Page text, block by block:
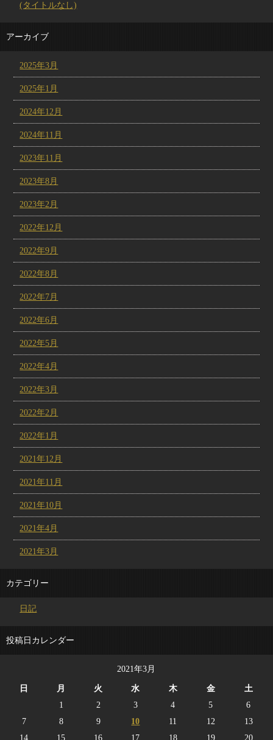
(タイトルなし)
アーカイブ
2025年3月
2025年1月
2024年12月
2024年11月
2023年11月
2023年8月
2023年2月
2022年12月
2022年9月
2022年8月
2022年7月
2022年6月
2022年5月
2022年4月
2022年3月
2022年2月
2022年1月
2021年12月
2021年11月
2021年10月
2021年4月
2021年3月
カテゴリー
日記
投稿日カレンダー
2021年3月
日 月 火 水 木 金
土
1
2 3 4 5
6
7
8 9 10 11 12
13
14
15 16 17 18 19 20